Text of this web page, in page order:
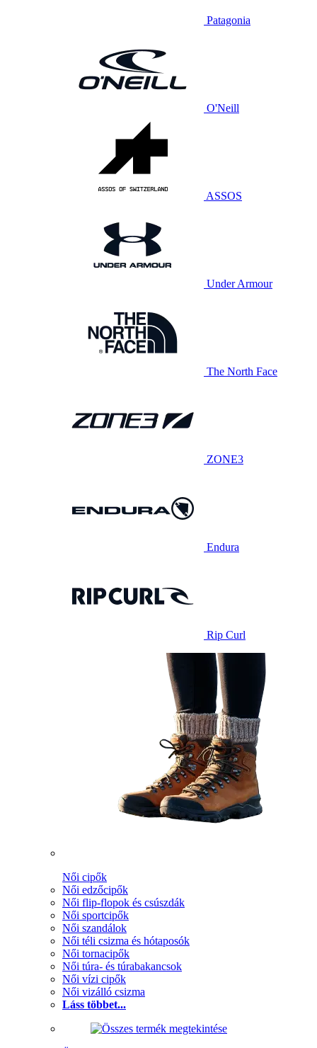
Patagonia
O'Neill
ASSOS
Under Armour
The North Face
ZONE3
Endura
Rip Curl
Női cipők
Női edzőcipők
Női flip-flopok és csúszdák
Női sportcipők
Női szandálok
Női téli csizma és hótaposók
Női tornacipők
Női túra- és túrabakancsok
Női vízi cipők
Női vizálló csizma
Láss többet...